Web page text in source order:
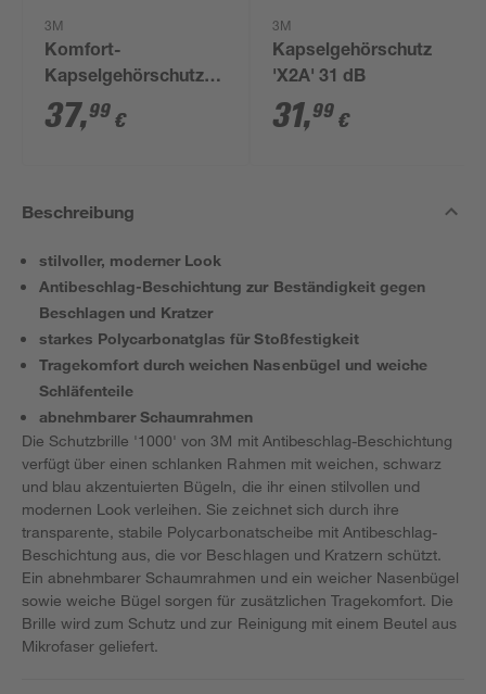
3M
Komfort-
Kapselgehörschutz
'Peltor™ X3A' SNR-
Wert 33 dB
37,99 €
3M
Kapselgehörschutz
'X2A' 31 dB
31,99 €
Beschreibung
stilvoller, moderner Look
Antibeschlag-Beschichtung zur Beständigkeit gegen
Beschlagen und Kratzer
starkes Polycarbonatglas für Stoßfestigkeit
Tragekomfort durch weichen Nasenbügel und weiche
Schläfenteile
abnehmbarer Schaumrahmen
Die Schutzbrille '1000' von 3M mit Antibeschlag-Beschichtung
verfügt über einen schlanken Rahmen mit weichen, schwarz
und blau akzentuierten Bügeln, die ihr einen stilvollen und
modernen Look verleihen. Sie zeichnet sich durch ihre
transparente, stabile Polycarbonatscheibe mit Antibeschlag-
Beschichtung aus, die vor Beschlagen und Kratzern schützt.
Ein abnehmbarer Schaumrahmen und ein weicher Nasenbügel
sowie weiche Bügel sorgen für zusätzlichen Tragekomfort. Die
Brille wird zum Schutz und zur Reinigung mit einem Beutel aus
Mikrofaser geliefert.